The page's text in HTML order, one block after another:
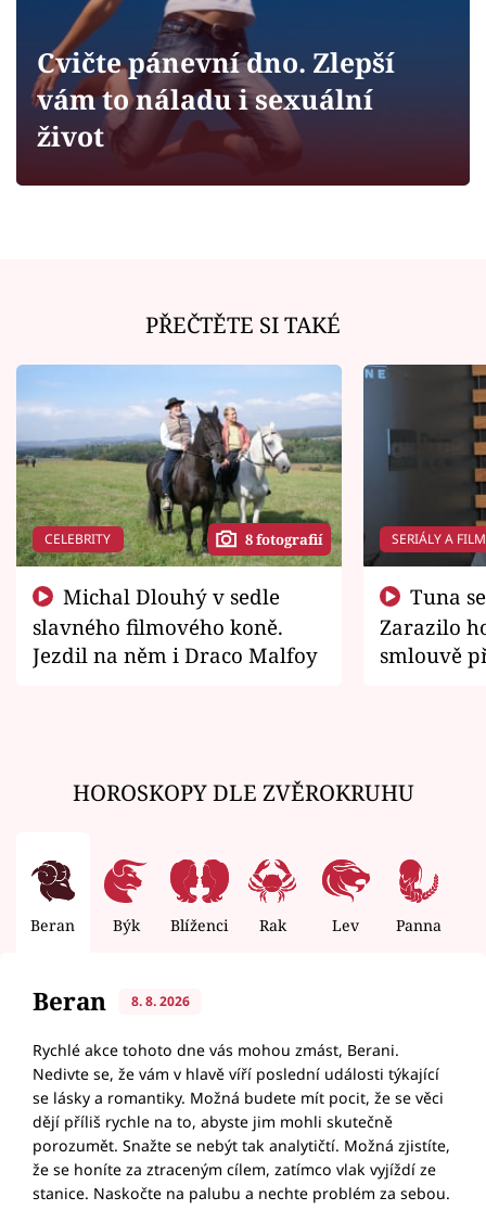
Sledujte prima+
Filmový festival Karlovy Vary
Sledujte nás
Cvičte pánevní dno. Zlepší
vám to náladu i sexuální
život
PŘEČTĚTE SI TAKÉ
CELEBRITY 8 fotografií
slavného filmového koně.
Jezdil na něm i Draco Malfoy
SERIÁLY A
Zarazilo
smlouvě
HOROSKOPY DLE ZVĚROKRUHU
Beran Býk Blíženci Rak Lev Panna
Beran 8. 8. 2026
Rychlé akce tohoto dne vás mohou zmást, Berani.
Nedivte se, že vám v hlavě víří poslední události týkající
se lásky a romantiky. Možná budete mít pocit, že se věci
dějí příliš rychle na to, abyste jim mohli skutečně
porozumět. Snažte se nebýt tak analytičtí. Možná zjistíte,
že se honíte za ztraceným cílem, zatímco vlak vyjíždí ze
stanice. Naskočte na palubu a nechte problém za sebou.